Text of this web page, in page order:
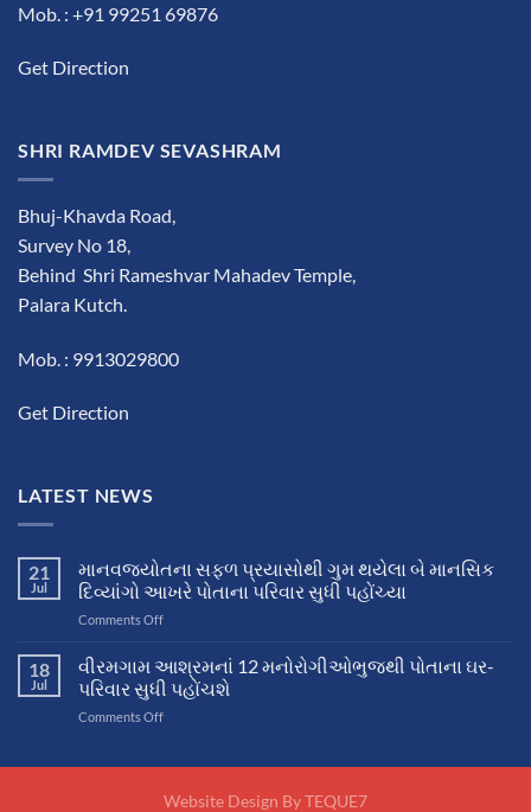
Mob. : +91 99251 69876
Get Direction
SHRI RAMDEV SEVASHRAM
Bhuj-Khavda Road,
Survey No 18,
Behind Shri Rameshvar Mahadev Temple,
Palara Kutch.
Mob. : 9913029800
Get Direction
LATEST NEWS
21
Jul
માનવજ્યોતના સફળ પ્રયાસોથી ગુમ થયેલા બે માનસિક
દિવ્યાંગો આખરે પોતાના પરિવાર સુધી પહોંચ્યા
Comments Offon
સફળ
પ્રયાસોથી
ગુમ
થયેલા
આખરે
18
Jul
વીરમગામ આશ્રમનાં 12 મનોરોગીઓભુજથી પોતાના ઘર-
પરિવાર સુધી પહોંચશે
Comments Offon
મનોરોગીઓભુજથી
Website Design ByTEQUE7